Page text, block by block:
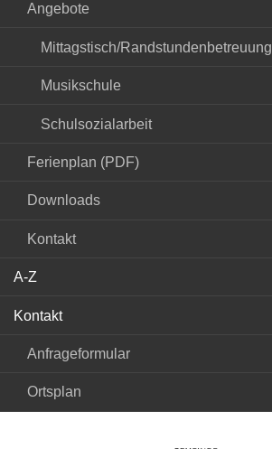
Angebote
Mittagstisch/Randstundenbetreuung
Musikschule
Schulsozialarbeit
Ferienplan (PDF)
Downloads
Kontakt
A-Z
Kontakt
Anfrageformular
Ortsplan